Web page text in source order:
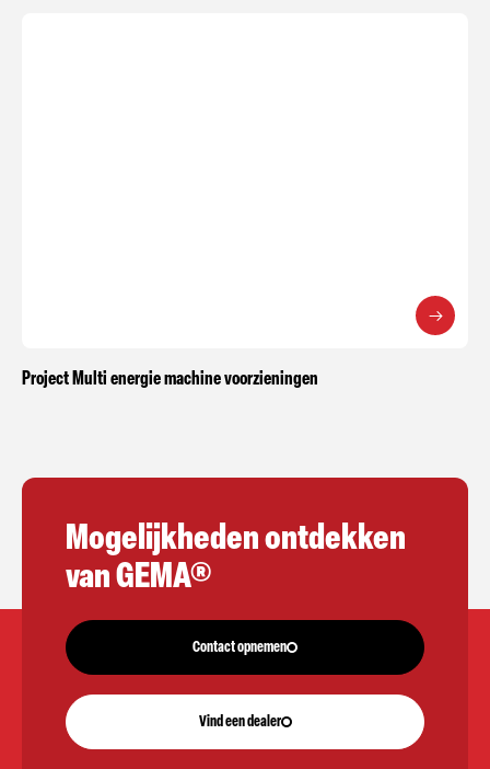
Project Multi energie machine voorzieningen
Mogelijkheden ontdekken
van GEMA®
Contact opnemen
Vind een dealer